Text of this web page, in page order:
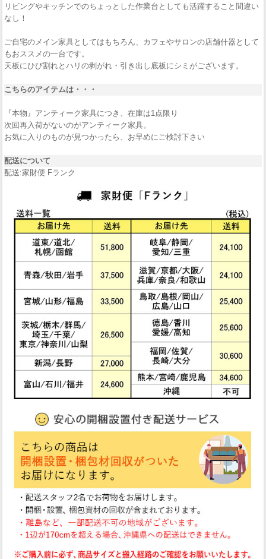
リビングやキッチンでのちょっとした作業台としても活躍すること間違い
なし！
ご自宅のメイン家具としてはもちろん、カフェやサロンの店舗什器として
もおススメの一台です。
天板にひび割れとハリの剥がれ・引き出し底板にシミがございます。
こちらのアイテムは・・・
『本物』アンティーク家具につき、在庫は1点限り
次回再入荷がないのがアンティーク家具。
お気に入りのものが見つかったら、お早めにご検討下さい
配送について
配送:家財便 Fランク